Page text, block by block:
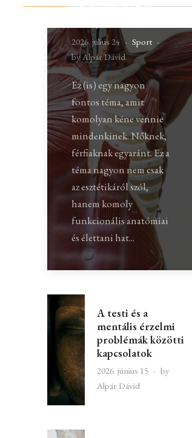
Az izomtömeg és
2026. július 24
Sport
by Alpár Dávid
Ez (is) egy nagyon
fontos téma, amit
komolyan kéne vennie
mindenkinek. Nőknek,
férfiaknak egyaránt. Ez a
téma nagyon nem csak
az esztétikáról szól,
hanem komoly
funkcionális anatómiai
és élettani hat...
A testi és a
mentális érzelmi
problémák közötti
kapcsolatok
2026. június 15
by
Alpár Dávid